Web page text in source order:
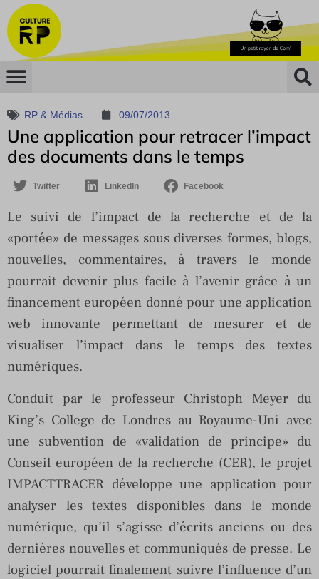
RP & Médias 09/07/2013
Une application pour retracer l’impact
des documents dans le temps
Twitter LinkedIn Facebook
Le suivi de l’impact de la recherche et de la
«portée» de messages sous diverses formes, blogs,
nouvelles, commentaires, à travers le monde
pourrait devenir plus facile à l’avenir grâce à un
financement européen donné pour une application
web innovante permettant de mesurer et de
visualiser l’impact dans le temps des textes
numériques.
Conduit par le professeur Christoph Meyer du
King’s College de Londres au Royaume-Uni avec
une subvention de «validation de principe» du
Conseil européen de la recherche (CER), le projet
IMPACTTRACER développe une application pour
analyser les textes disponibles dans le monde
numérique, qu’il s’agisse d’écrits anciens ou des
dernières nouvelles et communiqués de presse. Le
logiciel pourrait finalement suivre l’influence d’un